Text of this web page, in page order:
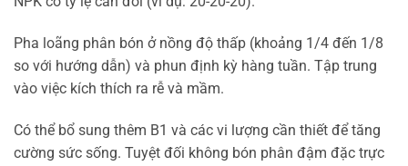
Pha loãng phân bón ở nồng độ thấp (khoảng 1/4 đến 1/8
so với hướng dẫn) và phun định kỳ hàng tuần. Tập trung
vào việc kích thích ra rễ và mầm.
Có thể bổ sung thêm B1 và các vi lượng cần thiết để tăng
cường sức sống. Tuyệt đối không bón phân đậm đặc trực